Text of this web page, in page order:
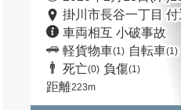
掛川市長谷一丁目 付
車両相互 小破事故
軽貨物車(1) 自転車(1)
死亡(0) 負傷(1)
距離223m